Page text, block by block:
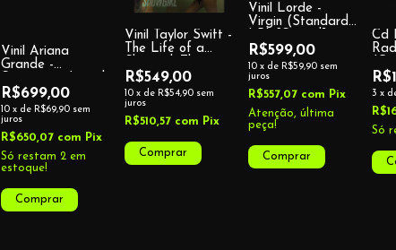
Vinil Ariana
Grande -
colored opaque)
R$699,00
10 x de R$69,90 sem
juros
R$650,07 com Pix
Só restam2 em
estoque!
Vinil Taylor Swift -
The Life of a
Shiny Bug Edition
(Wintergreen &
Onyx Marbled
Vinyl)
R$549,00
10 x de R$54,90 sem
juros
R$510,57 com Pix
Vinil Lorde -
Virgin (Standard
R$599,00
10 x de R$59,90 sem
juros
R$557,07 com Pix
Atenção, última
peça!
Cd
3 x
Só